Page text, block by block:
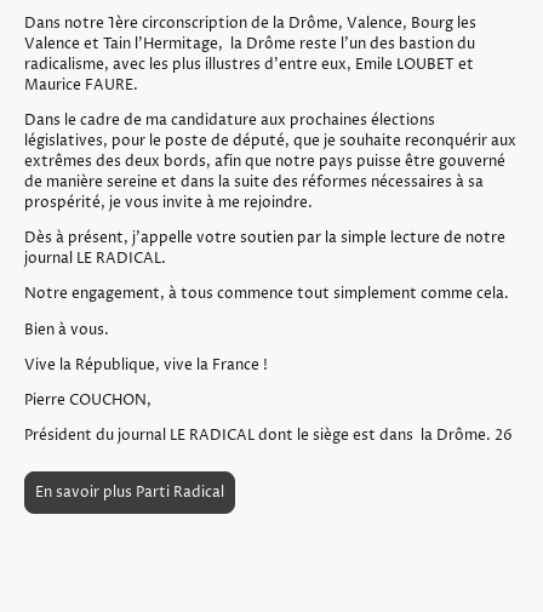
Dans notre 1ère circonscription de la Drôme, Valence, Bourg les
Valence et Tain l’Hermitage, la Drôme reste l'un des bastion du
radicalisme, avec les plus illustres d'entre eux, Emile LOUBET et
Maurice FAURE.
Dans le cadre de ma candidature aux prochaines élections
législatives, pour le poste de député, que je souhaite reconquérir aux
extrêmes des deux bords, afin que notre pays puisse être gouverné
de manière sereine et dans la suite des réformes nécessaires à sa
prospérité, je vous invite à me rejoindre.
Dès à présent, j’appelle votre soutien par la simple lecture de notre
journal LE RADICAL.
Notre engagement, à tous commence tout simplement comme cela.
Bien à vous.
Vive la République, vive la France !
Pierre COUCHON,
Président du journal LE RADICAL dont le siège est dans la Drôme. 26
En savoir plus Parti Radical